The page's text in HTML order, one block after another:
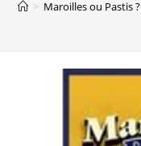
> Maroilles ou Pastis ?